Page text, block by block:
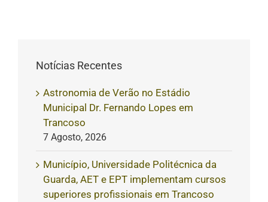
Notícias Recentes
Astronomia de Verão no Estádio
Municipal Dr. Fernando Lopes em
Trancoso
7 Agosto, 2026
Município, Universidade Politécnica da
Guarda, AET e EPT implementam cursos
superiores profissionais em Trancoso